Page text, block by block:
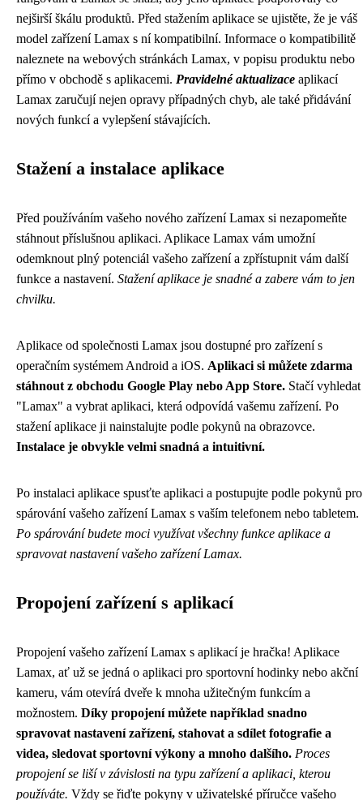
nejširší škálu produktů. Před stažením aplikace se ujistěte, že je váš
model zařízení Lamax s ní kompatibilní. Informace o kompatibilitě
naleznete na webových stránkách Lamax, v popisu produktu nebo
přímo v obchodě s aplikacemi. Pravidelné aktualizace aplikací
Lamax zaručují nejen opravy případných chyb, ale také přidávání
nových funkcí a vylepšení stávajících.
Stažení a instalace aplikace
Před používáním vašeho nového zařízení Lamax si nezapomeňte
stáhnout příslušnou aplikaci. Aplikace Lamax vám umožní
odemknout plný potenciál vašeho zařízení a zpřístupnit vám další
funkce a nastavení. Stažení aplikace je snadné a zabere vám to jen
chvilku.
Aplikace od společnosti Lamax jsou dostupné pro zařízení s
operačním systémem Android a iOS. Aplikaci si můžete zdarma
stáhnout z obchodu Google Play nebo App Store. Stačí vyhledat
"Lamax" a vybrat aplikaci, která odpovídá vašemu zařízení. Po
stažení aplikace ji nainstalujte podle pokynů na obrazovce.
Instalace je obvykle velmi snadná a intuitivní.
Po instalaci aplikace spusťte aplikaci a postupujte podle pokynů pro
spárování vašeho zařízení Lamax s vaším telefonem nebo tabletem.
Po spárování budete moci využívat všechny funkce aplikace a
spravovat nastavení vašeho zařízení Lamax.
Propojení zařízení s aplikací
Propojení vašeho zařízení Lamax s aplikací je hračka! Aplikace
Lamax, ať už se jedná o aplikaci pro sportovní hodinky nebo akční
kameru, vám otevírá dveře k mnoha užitečným funkcím a
možnostem. Díky propojení můžete například snadno
spravovat nastavení zařízení, stahovat a sdílet fotografie a
videa, sledovat sportovní výkony a mnoho dalšího. Proces
propojení se liší v závislosti na typu zařízení a aplikaci, kterou
používáte. Vždy se řiďte pokyny v uživatelské příručce vašeho